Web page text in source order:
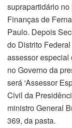
suprapartidário
Finanças de
Paulo. Depois
do Distrito
assessor especial
no Governo da
será ‘Assessor
Civil da
ministro General
369, da pasta.